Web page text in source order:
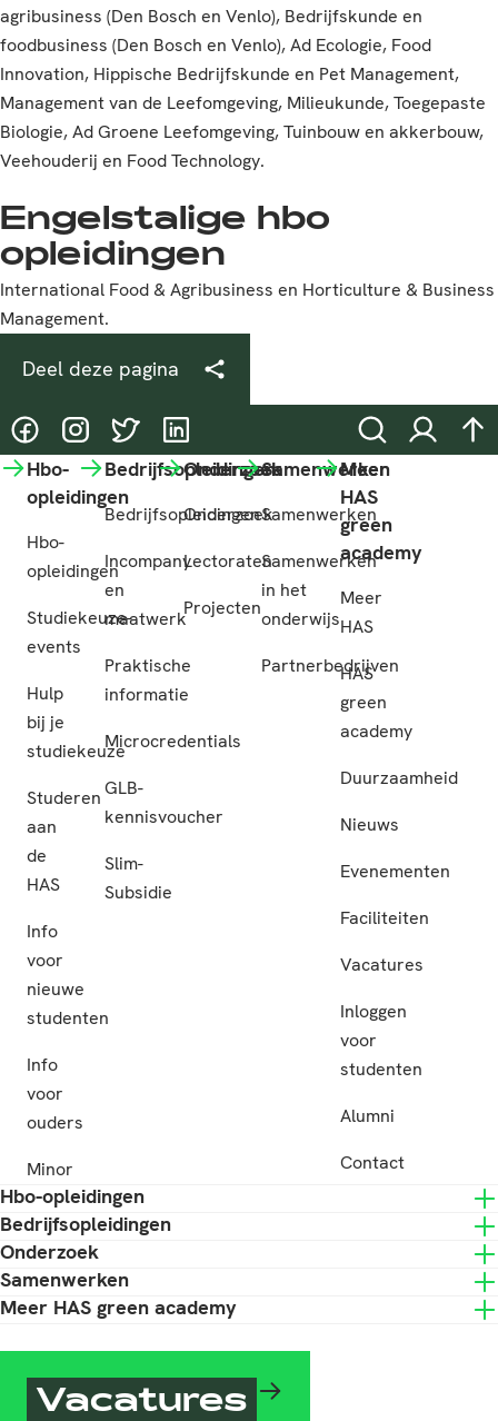
agribusiness (Den Bosch en Venlo), Bedrijfskunde en
foodbusiness (Den Bosch en Venlo), Ad Ecologie, Food
Innovation, Hippische Bedrijfskunde en Pet Management,
Management van de Leefomgeving, Milieukunde, Toegepaste
Biologie, Ad Groene Leefomgeving, Tuinbouw en akkerbouw,
Veehouderij en Food Technology.
Engelstalige hbo
opleidingen
International Food & Agribusiness en Horticulture & Business
Management.
Deel deze pagina
@HASgreenacademy
@HASgreenacademy
@greenacademyHAS
@HASgreenacademy ZoekenInloggen
Hbo-
opleidingen
Hbo-
opleidingen
Studiekeuze-
events
Hulp
bij je
studiekeuze
Studeren
aan
de
HAS
Info
voor
nieuwe
studenten
Info
voor
ouders
Minor
Bedrijfsopleidingen
Bedrijfsopleidingen
Incompany
en
maatwerk
Praktische
informatie
Microcredentials
GLB-
kennisvoucher
Slim-
Subsidie
Onderzoek
Onderzoek
Lectoraten
Projecten
Samenwerken
Samenwerken
Samenwerken
in het
onderwijs
Partnerbedrijven
Meer
HAS
green
academy
Meer
HAS
HAS
green
academy
Duurzaamheid
Nieuws
Evenementen
Faciliteiten
Vacatures
Inloggen
voor
studenten
Alumni
Contact
Hbo-opleidingen
Bedrijfsopleidingen
Onderzoek
Samenwerken
Meer HAS green academy
Vacatures